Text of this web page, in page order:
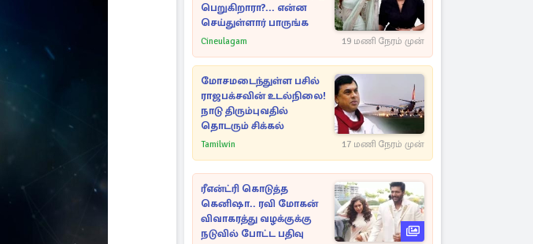
பெறுகிறாரா?... என்ன
செய்துள்ளார் பாருங்க
Cineulagam 19 மணி நேரம் முன்
மோசமடைந்துள்ள பசில்
ராஜபக்சவின் உடல்நிலை!
நாடு திரும்புவதில்
தொடரும் சிக்கல்
Tamilwin 17 மணி நேரம் முன்
ரீஎன்ட்ரி கொடுத்த
கெனிஷா.. ரவி மோகன்
விவாகரத்து வழக்குக்கு
நடுவில் போட்ட பதிவு